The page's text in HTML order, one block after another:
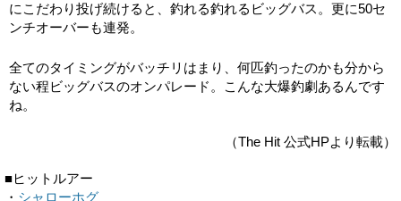
にこだわり投げ続けると、釣れる釣れるビッグバス。更に50セ
ンチオーバーも連発。
全てのタイミングがバッチリはまり、何匹釣ったのかも分から
ない程ビッグバスのオンパレード。こんな大爆釣劇あるんです
ね。
（The Hit 公式HPより転載）
■ヒットルアー
・ シャローホグ